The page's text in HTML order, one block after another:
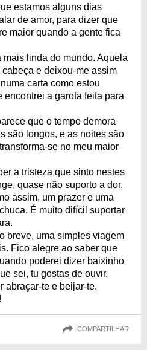
estamos alguns dias
de amor, para dizer que
maior quando a gente fica
mais linda do mundo. Aquela
e deixou-me assim
carta como estou
a garota feita para
que o tempo demora
são longos, e as noites são
se no meu maior
a tristeza que sinto nestes
quase não suporto a dor.
assim, um prazer e uma
É muito difícil suportar
breve, uma simples viagem
Fico alegre ao saber que
poderei dizer baixinho
sei, tu gostas de ouvir.
abraçar-te e beijar-te.
COMPARTILHAR